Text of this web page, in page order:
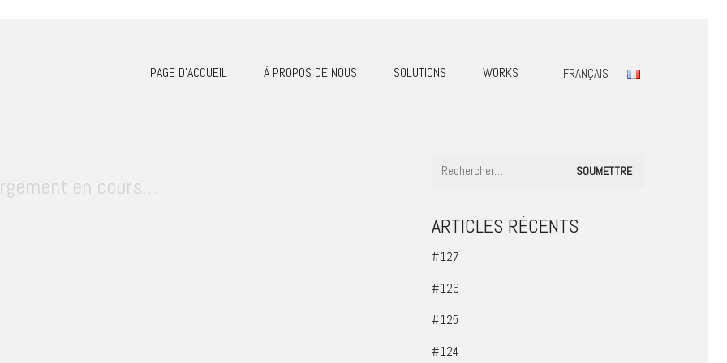
FRANÇAIS
PAGE D’ACCUEIL À PROPOS DE NOUS SOLUTIONS WORKS
en cours…
ARTICLES RÉCENTS
#127
#126
#125
#124